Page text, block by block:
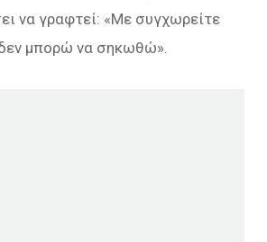
να γραφτεί: «Με συγχωρείτε
δεν μπορώ να σηκωθώ».